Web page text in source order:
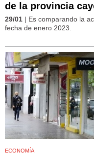
de la provincia
29/01 | Es comparando la
fecha de enero 2023.
ECONOMÍA